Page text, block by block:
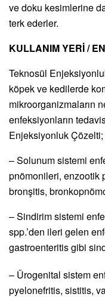
ve doku kesimlerine
terk ederler.
KULLANIM YERİ /
Teknosül
köpek ve kedilerde
mikroorganizmaların
enfeksiyonların
Enjeksiyonluk Çözelti;
– Solunum sistemi
pnömonileri, enzootik
bronşitis,
– Sindirim sistemi
spp.’den ileri gelen
gastroenteritis gibi
– Ürogenital sistem
pyelonefritis, sistitis,